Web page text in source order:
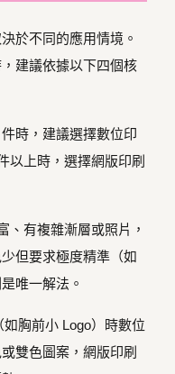
於不同的應用情境。
建議依據以下四個核
時，建議選擇數位印
以上時，選擇網版印刷
、有複雜漸層或照片，
但要求極度精準（如
唯一解法。
胸前小 Logo）時數位
雙色圖案，網版印刷